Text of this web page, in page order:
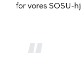
for vores SOSU-